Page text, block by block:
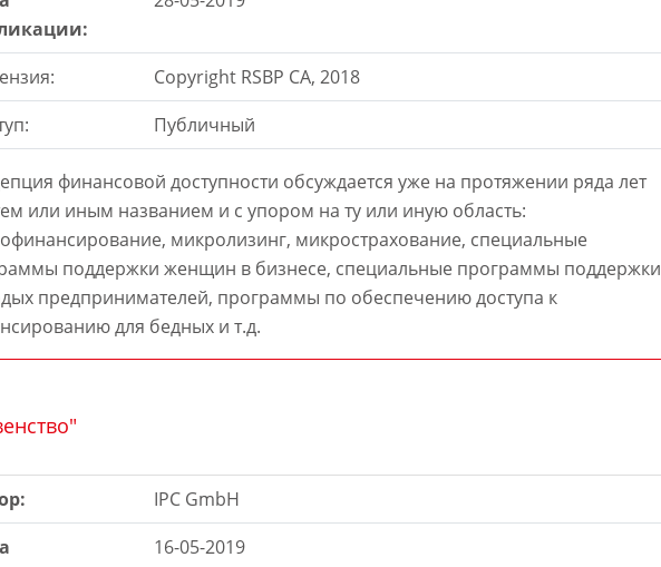
Copyright RSBP CA, 2018
Публичный
финансовой доступности обсуждается уже на протяжении ряда лет
или иным названием и с упором на ту или иную область:
микролизинг, микрострахование, специальные
поддержки женщин в бизнесе, специальные программы поддержки
предпринимателей, программы по обеспечению доступа к
для бедных и т.д.
IPC GmbH
16-05-2019